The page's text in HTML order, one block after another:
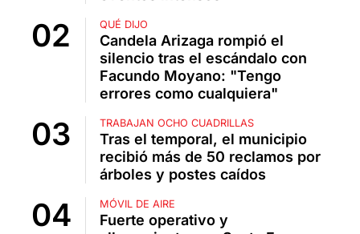
QUÉ DIJO
Candela Arizaga rompió el
silencio tras el escándalo con
Facundo Moyano: "Tengo
errores como cualquiera"
TRABAJAN OCHO CUADRILLAS
Tras el temporal, el municipio
recibió más de 50 reclamos por
árboles y postes caídos
MÓVIL DE AIRE
Fuerte operativo y